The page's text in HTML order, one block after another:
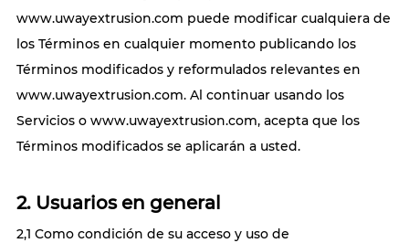
www.uwayextrusion.com puede modificar cualquiera de
los Términos en cualquier momento publicando los
Términos modificados y reformulados relevantes en
www.uwayextrusion.com. Al continuar usando los
Servicios o www.uwayextrusion.com, acepta que los
Términos modificados se aplicarán a usted.
2. Usuarios en general
2,1 Como condición de su acceso y uso de